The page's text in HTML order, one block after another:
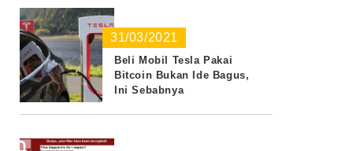
31/03/2021
Beli Mobil Tesla Pakai
Bitcoin Bukan Ide Bagus,
Ini Sebabnya